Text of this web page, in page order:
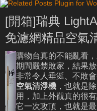
[開箱]瑞典
免濾網精品空氣
購物台真的不能亂看
期間嚴禁敗家，結果
非常令人垂涎、不敗
空氣清淨機 ，也就是
用，加上外觀真的很
它一次攻頂，也就是